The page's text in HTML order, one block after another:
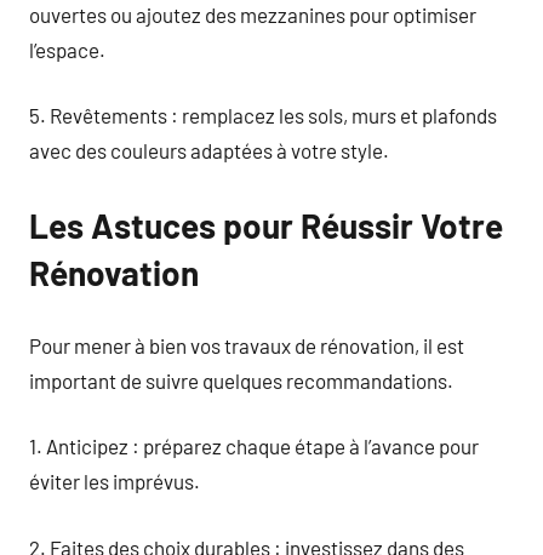
ouvertes ou ajoutez des mezzanines pour optimiser
l’espace.
5. Revêtements : remplacez les sols, murs et plafonds
avec des couleurs adaptées à votre style.
Les Astuces pour Réussir Votre
Rénovation
Pour mener à bien vos travaux de rénovation, il est
important de suivre quelques recommandations.
1. Anticipez : préparez chaque étape à l’avance pour
éviter les imprévus.
2. Faites des choix durables : investissez dans des